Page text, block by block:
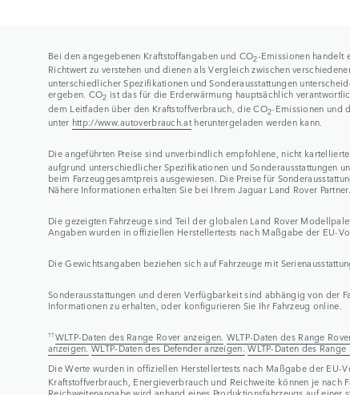
Bei den angegebenen Kraftstoffangaben und CO2-Emissionen handelt
Richtwert zu verstehen und dienen als Vergleich zwischen
unterschiedlicher Spezifikationen und Sonderausstattungen
ergeben. CO2 ist das für die Erderwärmung hauptsächlich
dem Leitfaden über den Kraftstoffverbrauch, die CO2-Emissionen und
unter http://www.autoverbrauch.atheruntergeladen werden kann.
Die angeführten Preise sind unverbindlich empfohlene, nicht
aufgrund unterschiedlicher Spezifikationen und Sonderausstattungen
beim Farzeuggesamtpreis ausgewiesen. Die Preise für
Nähere Informationen erhalten Sie bei Ihrem Jaguar Land Rover Partner.
Die gezeigten Fahrzeuge sind Teil der globalen Land Rover
Angaben wurden in offiziellen Herstellertests nach Maßgabe der EU-
Die Gewichtsangaben beziehen sich auf Fahrzeuge mit
Sonderausstattungen und deren Verfügbarkeit sind abhängig von der
Informationen zu erhalten, oder konfigurieren Sie Ihr Fahrzeug online.
††WLTP-Daten des Range Rover anzeigen. WLTP-Daten des Range
anzeigen.WLTP-Daten des Defender anzeigen.WLTP-Daten des
Die Werte wurden in offiziellen Herstellertests nach Maßgabe der
Kraftstoffverbrauch, Energieverbrauch und Reichweite können je